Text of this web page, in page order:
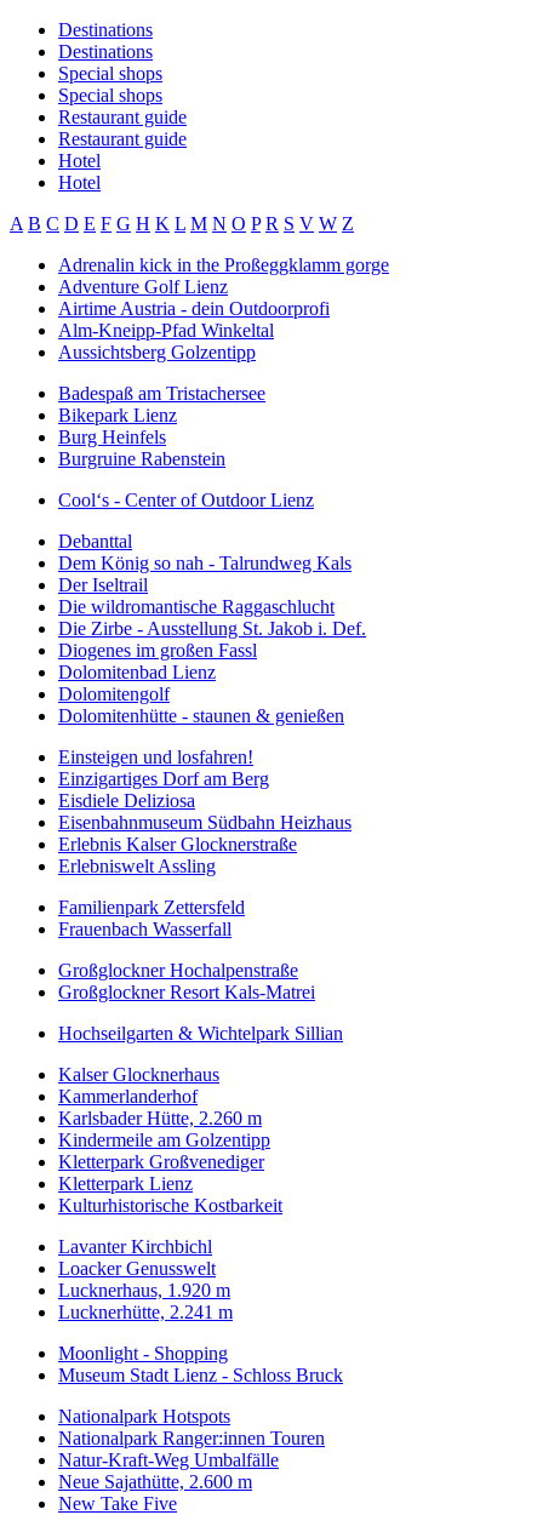
Destinations
Destinations
Special shops
Special shops
Restaurant guide
Restaurant guide
Hotel
Hotel
A B C D E F G H K L M N O P R S V W Z
Adrenalin kick in the Proßeggklamm gorge
Adventure Golf Lienz
Airtime Austria - dein Outdoorprofi
Alm-Kneipp-Pfad Winkeltal
Aussichtsberg Golzentipp
Badespaß am Tristachersee
Bikepark Lienz
Burg Heinfels
Burgruine Rabenstein
Cool‘s - Center of Outdoor Lienz
Debanttal
Dem König so nah - Talrundweg Kals
Der Iseltrail
Die wildromantische Raggaschlucht
Die Zirbe - Ausstellung St. Jakob i. Def.
Diogenes im großen Fassl
Dolomitenbad Lienz
Dolomitengolf
Dolomitenhütte - staunen & genießen
Einsteigen und losfahren!
Einzigartiges Dorf am Berg
Eisdiele Deliziosa
Eisenbahnmuseum Südbahn Heizhaus
Erlebnis Kalser Glocknerstraße
Erlebniswelt Assling
Familienpark Zettersfeld
Frauenbach Wasserfall
Großglockner Hochalpenstraße
Großglockner Resort Kals-Matrei
Hochseilgarten & Wichtelpark Sillian
Kalser Glocknerhaus
Kammerlanderhof
Karlsbader Hütte, 2.260 m
Kindermeile am Golzentipp
Kletterpark Großvenediger
Kletterpark Lienz
Kulturhistorische Kostbarkeit
Lavanter Kirchbichl
Loacker Genusswelt
Lucknerhaus, 1.920 m
Lucknerhütte, 2.241 m
Moonlight - Shopping
Museum Stadt Lienz - Schloss Bruck
Nationalpark Hotspots
Nationalpark Ranger:innen Touren
Natur-Kraft-Weg Umbalfälle
Neue Sajathütte, 2.600 m
New Take Five